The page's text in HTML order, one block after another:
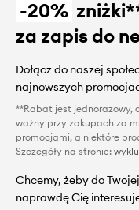
-20%
za zapis do
Dołącz do naszej
najnowszych
**Rabat jest jednorazowy,
ważny przy zakupach za
promocjami, a niektóre
Szczegóły na stronie:
Chcemy, żeby do
naprawdę Cię